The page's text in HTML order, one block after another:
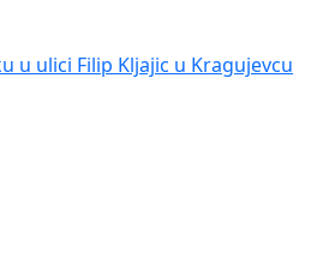
u ulici Filip Kljajic u Kragujevcu